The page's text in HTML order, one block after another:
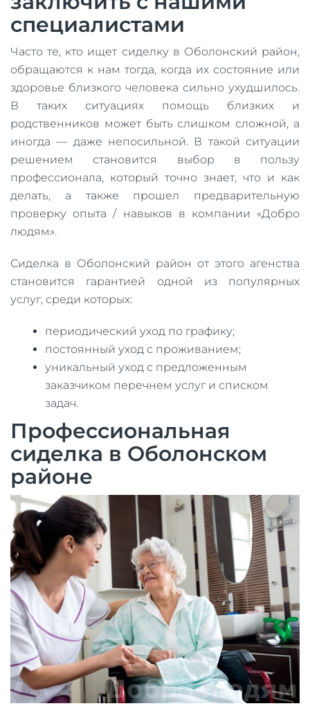
специалистами
Часто те, кто ищет сиделку в Оболонский район,
обращаются к нам тогда, когда их состояние или
здоровье близкого человека сильно ухудшилось.
В таких ситуациях помощь близких и
родственников может быть слишком сложной, а
иногда — даже непосильной. В такой ситуации
решением становится выбор в пользу
профессионала, который точно знает, что и как
делать, а также прошел предварительную
проверку опыта / навыков в компании «Добро
людям».
Сиделка в Оболонский район от этого агенства
становится гарантией одной из популярных
услуг, среди которых:
периодический уход по графику;
постоянный уход с проживанием;
уникальный уход с предложенным
заказчиком перечнем услуг и списком
задач.
​Профессиональная
сиделка в Оболонском
районе